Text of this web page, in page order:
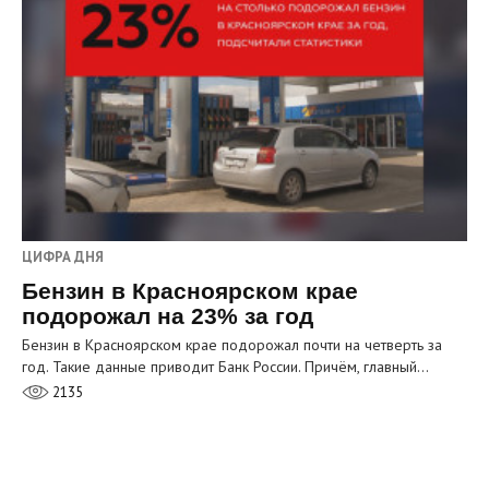
ЦИФРА ДНЯ
Бензин в Красноярском крае
подорожал на 23% за год
Бензин в Красноярском крае подорожал почти на четверть за
год. Такие данные приводит Банк России. Причём, главный…
2135